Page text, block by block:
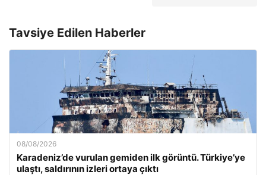
Tavsiye Edilen Haberler
08/08/2026
Karadeniz’de vurulan gemiden ilk görüntü. Türkiye’ye
ulaştı, saldırının izleri ortaya çıktı